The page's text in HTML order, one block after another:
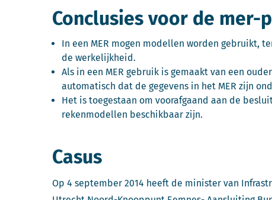
Conclusies voor de mer-
In een MER mogen modellen worden gebruikt,
de werkelijkheid.
Als in een MER gebruik is gemaakt van een
automatisch dat de gegevens in het MER zijn
Het is toegestaan om voorafgaand aan de
rekenmodellen beschikbaar zijn.
Casus
Op 4 september 2014 heeft de minister van